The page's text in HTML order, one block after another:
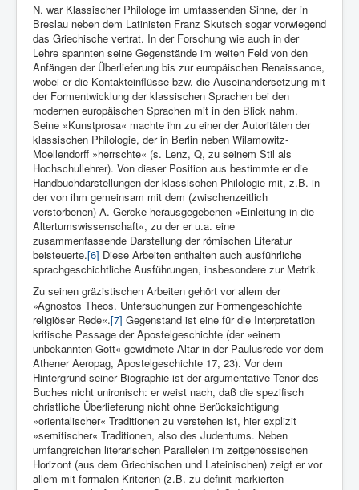
N. war Klassischer Philologe im umfassenden Sinne, der in
Breslau neben dem Latinisten Franz Skutsch sogar vorwiegend
das Griechische vertrat. In der Forschung wie auch in der
Lehre spannten seine Gegenstände im weiten Feld von den
Anfängen der Überlieferung bis zur europäischen Renaissance,
wobei er die Kontakteinflüsse bzw. die Auseinandersetzung mit
der Formentwicklung der klassischen Sprachen bei den
modernen europäischen Sprachen mit in den Blick nahm.
Seine »Kunstprosa« machte ihn zu einer der Autoritäten der
klassischen Philologie, der in Berlin neben Wilamowitz-
Moellendorff »herrschte« (s. Lenz, Q, zu seinem Stil als
Hochschullehrer). Von dieser Position aus bestimmte er die
Handbuchdarstellungen der klassischen Philologie mit, z.B. in
der von ihm gemeinsam mit dem (zwischenzeitlich
verstorbenen) A. Gercke herausgegebenen »Einleitung in die
Altertumswissenschaft«, zu der er u.a. eine
zusammenfassende Darstellung der römischen Literatur
beisteuerte.[6] Diese Arbeiten enthalten auch ausführliche
sprachgeschichtliche Ausführungen, insbesondere zur Metrik.
Zu seinen gräzistischen Arbeiten gehört vor allem der
»Agnostos Theos. Untersuchungen zur Formengeschichte
religiöser Rede«.[7] Gegenstand ist eine für die Interpretation
kritische Passage der Apostelgeschichte (der »einem
unbekannten Gott« gewidmete Altar in der Paulusrede vor dem
Athener Aeropag, Apostelgeschichte 17, 23). Vor dem
Hintergrund seiner Biographie ist der argumentative Tenor des
Buches nicht unironisch: er weist nach, daß die spezifisch
christliche Überlieferung nicht ohne Berücksichtigung
»orientalischer« Traditionen zu verstehen ist, hier explizit
»semitischer« Traditionen, also des Judentums. Neben
umfangreichen literarischen Parallelen im zeitgenössischen
Horizont (aus dem Griechischen und Lateinischen) zeigt er vor
allem mit formalen Kriterien (z.B. zu definit markierten